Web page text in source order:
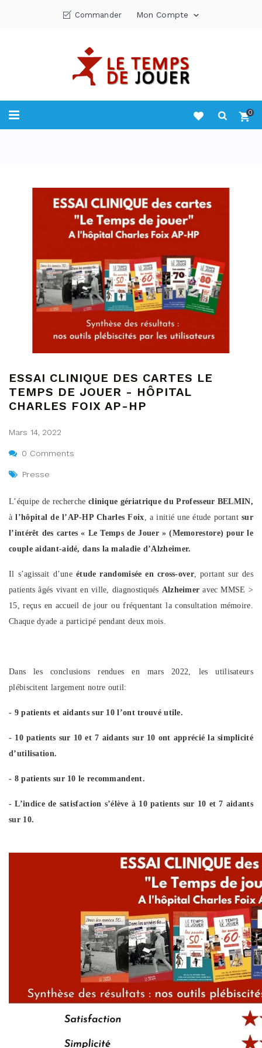
Commander Mon Compte 
0
ESSAI CLINIQUE DES CARTES LE
TEMPS DE JOUER - HÔPITAL
CHARLES FOIX AP-HP
Mars 14, 2022
0 Comments
Presse
L’équipe de recherche clinique gériatrique du Professeur BELMIN,
àl’hôpital de l’AP-HP Charles Foix , a initié une étude portantsur
l’intérêt des cartes « Le Temps de Jouer » (Memorestore) pour le
couple aidant-aidé, dans la maladie d’Alzheimer.
Il s’agissait d’une étude randomisée en cross-over, portant sur des
patients âgés vivant en ville, diagnostiqués Alzheimer avec MMSE >
15, reçus en accueil de jour ou fréquentant la consultation mémoire.
Chaque dyade a participé pendant deux mois.
Dans les conclusions rendues en mars 2022, les utilisateurs
plébiscitent largement notre outil:
- 9 patients et aidants sur 10 l’ont trouvé utile.
- 10 patients sur 10 et 7 aidants sur 10 ont apprécié la simplicité
d’utilisation.
- 8 patients sur 10 le recommandent.
- L’indice de satisfaction s’élève à 10 patients sur 10 et 7 aidants
sur 10.